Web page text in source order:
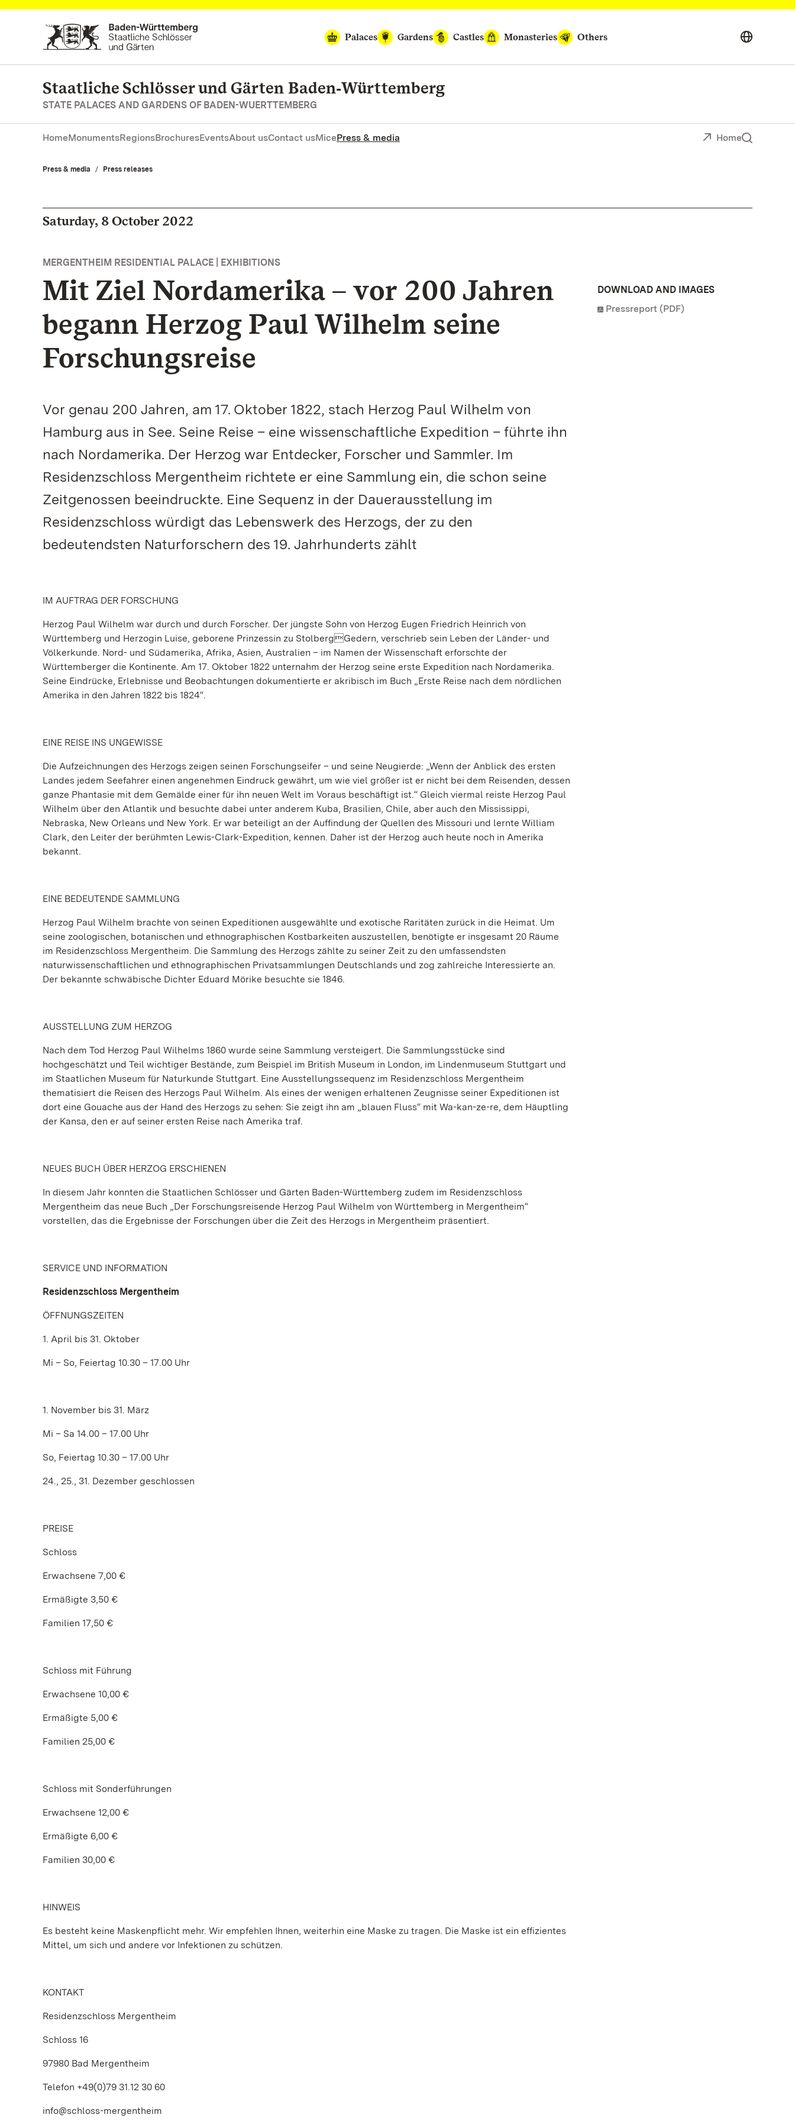
Navigate to main page
Palaces
Gardens Castles Monasteries Others
Staatliche Schlösser und Gärten Baden‑Württemberg
STATE PALACES AND GARDENS OF BADEN-WUERTTEMBERG
HomeMonumentsRegionsBrochuresEventsAbout usContact usMicePress & media Home
Press & media Press releases
Saturday, 8 October 2022
MERGENTHEIM RESIDENTIAL PALACE | EXHIBITIONS
Mit Ziel Nordamerika – vor 200 Jahren
begann Herzog Paul Wilhelm seine
Forschungsreise
Vor genau 200 Jahren, am 17. Oktober 1822, stach Herzog Paul Wilhelm von
Hamburg aus in See. Seine Reise – eine wissenschaftliche Expedition – führte ihn
nach Nordamerika. Der Herzog war Entdecker, Forscher und Sammler. Im
Residenzschloss Mergentheim richtete er eine Sammlung ein, die schon seine
Zeitgenossen beeindruckte. Eine Sequenz in der Dauerausstellung im
Residenzschloss würdigt das Lebenswerk des Herzogs, der zu den
bedeutendsten Naturforschern des 19. Jahrhunderts zählt
IM AUFTRAG DER FORSCHUNG
Herzog Paul Wilhelm war durch und durch Forscher. Der jüngste Sohn von Herzog Eugen Friedrich Heinrich von
Württemberg und Herzogin Luise, geborene Prinzessin zu StolbergGedern, verschrieb sein Leben der Länder- und
Völkerkunde. Nord- und Südamerika, Afrika, Asien, Australien – im Namen der Wissenschaft erforschte der
Württemberger die Kontinente. Am 17. Oktober 1822 unternahm der Herzog seine erste Expedition nach Nordamerika.
Seine Eindrücke, Erlebnisse und Beobachtungen dokumentierte er akribisch im Buch „Erste Reise nach dem nördlichen
Amerika in den Jahren 1822 bis 1824“.
EINE REISE INS UNGEWISSE
Die Aufzeichnungen des Herzogs zeigen seinen Forschungseifer – und seine Neugierde: „Wenn der Anblick des ersten
Landes jedem Seefahrer einen angenehmen Eindruck gewährt, um wie viel größer ist er nicht bei dem Reisenden, dessen
ganze Phantasie mit dem Gemälde einer für ihn neuen Welt im Voraus beschäftigt ist.“ Gleich viermal reiste Herzog Paul
Wilhelm über den Atlantik und besuchte dabei unter anderem Kuba, Brasilien, Chile, aber auch den Mississippi,
Nebraska, New Orleans und New York. Er war beteiligt an der Auffindung der Quellen des Missouri und lernte William
Clark, den Leiter der berühmten Lewis-Clark-Expedition, kennen. Daher ist der Herzog auch heute noch in Amerika
bekannt.
EINE BEDEUTENDE SAMMLUNG
Herzog Paul Wilhelm brachte von seinen Expeditionen ausgewählte und exotische Raritäten zurück in die Heimat. Um
seine zoologischen, botanischen und ethnographischen Kostbarkeiten auszustellen, benötigte er insgesamt 20 Räume
im Residenzschloss Mergentheim. Die Sammlung des Herzogs zählte zu seiner Zeit zu den umfassendsten
naturwissenschaftlichen und ethnographischen Privatsammlungen Deutschlands und zog zahlreiche Interessierte an.
Der bekannte schwäbische Dichter Eduard Mörike besuchte sie 1846.
AUSSTELLUNG ZUM HERZOG
Nach dem Tod Herzog Paul Wilhelms 1860 wurde seine Sammlung versteigert. Die Sammlungsstücke sind
hochgeschätzt und Teil wichtiger Bestände, zum Beispiel im British Museum in London, im Lindenmuseum Stuttgart und
im Staatlichen Museum für Naturkunde Stuttgart. Eine Ausstellungssequenz im Residenzschloss Mergentheim
thematisiert die Reisen des Herzogs Paul Wilhelm. Als eines der wenigen erhaltenen Zeugnisse seiner Expeditionen ist
dort eine Gouache aus der Hand des Herzogs zu sehen: Sie zeigt ihn am „blauen Fluss“ mit Wa-kan-ze-re, dem Häuptling
der Kansa, den er auf seiner ersten Reise nach Amerika traf.
NEUES BUCH ÜBER HERZOG ERSCHIENEN
In diesem Jahr konnten die Staatlichen Schlösser und Gärten Baden-Württemberg zudem im Residenzschloss
Mergentheim das neue Buch „Der Forschungsreisende Herzog Paul Wilhelm von Württemberg in Mergentheim“
vorstellen, das die Ergebnisse der Forschungen über die Zeit des Herzogs in Mergentheim präsentiert.
SERVICE UND INFORMATION
Residenzschloss Mergentheim
ÖFFNUNGSZEITEN
1. April bis 31. Oktober
Mi – So, Feiertag 10.30 – 17.00 Uhr
1. November bis 31. März
Mi – Sa 14.00 – 17.00 Uhr
So, Feiertag 10.30 – 17.00 Uhr
24., 25., 31. Dezember geschlossen
PREISE
Schloss
Erwachsene 7,00 €
Ermäßigte 3,50 €
Familien 17,50 €
Schloss mit Führung
Erwachsene 10,00 €
Ermäßigte 5,00 €
Familien 25,00 €
Schloss mit Sonderführungen
Erwachsene 12,00 €
Ermäßigte 6,00 €
Familien 30,00 €
HINWEIS
Es besteht keine Maskenpflicht mehr. Wir empfehlen Ihnen, weiterhin eine Maske zu tragen. Die Maske ist ein effizientes
Mittel, um sich und andere vor Infektionen zu schützen.
KONTAKT
Residenzschloss Mergentheim
Schloss 16
97980 Bad Mergentheim
Telefon +49(0)79 31.12 30 60
info@schloss-mergentheim
DOWNLOAD AND IMAGES
Pressreport (PDF)